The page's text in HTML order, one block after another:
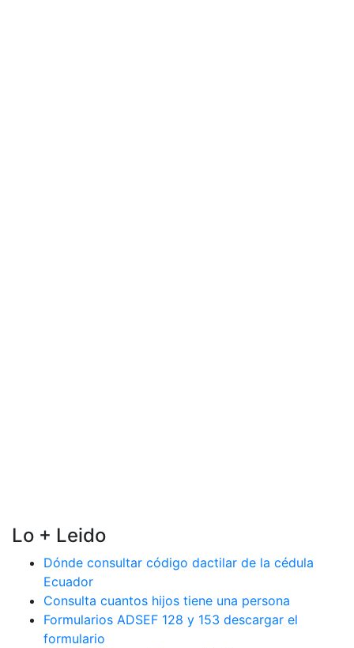
Lo + Leido
Dónde consultar código dactilar de la cédula
Ecuador
Consulta cuantos hijos tiene una persona
Formularios ADSEF 128 y 153 descargar el
formulario